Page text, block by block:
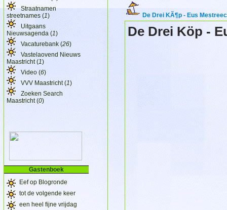
Straatnamen
streetnames (1)
Uitgaans
Nieuwsagenda (1)
Vacaturebank (26)
Vastelaovend Nieuws
Maastricht (1)
Video (6)
VVV Maastricht (1)
Zoeken Search
Maastricht (0)
Gastenboek
Eef op Blogronde
tot de volgende keer
een heel fijne vrijdag
De Drei KÃ¶p - Eus
De Drei Köp -